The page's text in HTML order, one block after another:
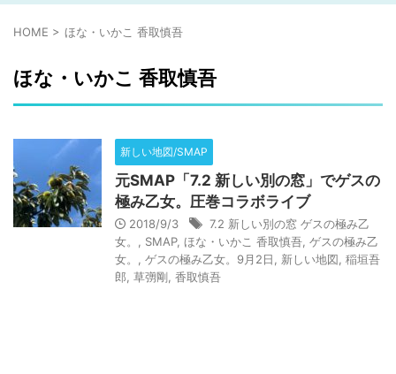
HOME > ほな・いかこ 香取慎吾
ほな・いかこ 香取慎吾
新しい地図/SMAP
元SMAP「7.2 新しい別の窓」でゲスの
極み乙女。圧巻コラボライブ
2018/9/3
7.2 新しい別の窓 ゲスの極み乙
女。
SMAP, ほな・いかこ 香取慎吾 ゲスの極み乙
女。
ゲスの極み乙女。9月2日 新しい地図 稲垣吾
郎 草彅剛 香取慎吾